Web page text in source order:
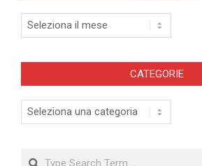
Archivi
CATEGORIE
Categorie
Search